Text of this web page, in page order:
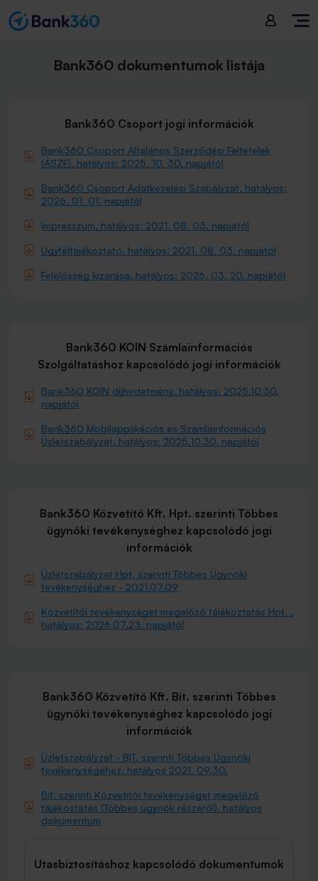
Bank360 dokumentumok listája
Bank360 Csoport jogi információk
Bank360 Csoport Általános Szerződési Feltételek
(ÁSZF), hatályos: 2025. 10. 30. napjától
Bank360 Csoport Adatkezelési Szabályzat, hatályos:
2026. 01. 01. napjától
Impresszum, hatályos: 2021. 08. 03. napjától
Ügyféltájékoztató, hatályos: 2021. 08. 03. napjától
Felelősség kizárása, hatályos: 2026. 03. 20. napjától
Bank360 KOIN Számlainformációs
Szolgáltatáshoz kapcsolódó jogi információk
Bank360 KOIN díjhirdetmény, hatályos: 2025.10.30.
napjától
Bank360 Mobilapplikációs és Számlainformációs
Üzletszabályzat, hatályos: 2025.10.30. napjától
Bank360 Közvetítő Kft. Hpt. szerinti Többes
ügynöki tevékenységhez kapcsolódó jogi
információk
Üzletszabályzat Hpt. szerinti Többes Ügynöki
tevékenységhez - 2021.07.09
Közvetítői tevékenységet megelőző tájékoztatás Hpt. ,
hatályos: 2026.07.23. napjától
Bank360 Közvetítő Kft. Bit. szerinti Többes
ügynöki tevékenységhez kapcsolódó jogi
információk
Üzletszabályzat - BIT. szerinti Többes Ügynöki
tevékenységéhez, hatályos 2021. 09.30.
Bit. szerinti Közvetítői tevékenységet megelőző
tájékoztatás (Többes ügynök részéről), hatályos
dokumentum
Utasbiztosításhoz kapcsolódó dokumentumok